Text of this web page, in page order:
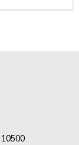
แบบ หลาก
า คุ้มราคา และ